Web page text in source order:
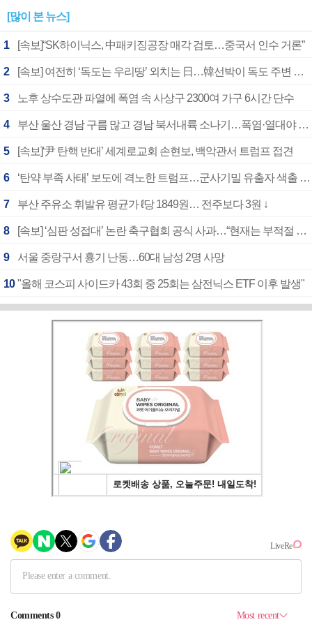
[많이 본 뉴스]
1 [속보]“SK하이닉스, 中패키징공장 매각 검토…중국서 인수 거론”
2 [속보] 여전히 ‘독도는 우리땅’ 외치는 日…韓선박이 독도 주변 해양조사 활동하자 반발
3 노후 상수도관 파열에 폭염 속 사상구 2300여 가구 6시간 단수
4 부산 울산 경남 구름 많고 경남 북서내륙 소나기…폭염·열대야 계속
5 [속보]‘尹 탄핵 반대’ 세계로교회 손현보, 백악관서 트럼프 접견
6 ‘탄약 부족 사태’ 보도에 격노한 트럼프…군사기밀 유출자 색출 지시
7 부산 주유소 휘발유 평균가 ℓ당 1849원… 전주보다 3원 ↓
8 [속보] ‘심판 성접대’ 논란 축구협회 공식 사과…“현재는 부적절 행위 없어”
9 서울 중랑구서 흉기 난동…60대 남성 2명 사망
10 "올해 코스피 사이드카 43회 중 25회는 삼전닉스 ETF 이후 발생"